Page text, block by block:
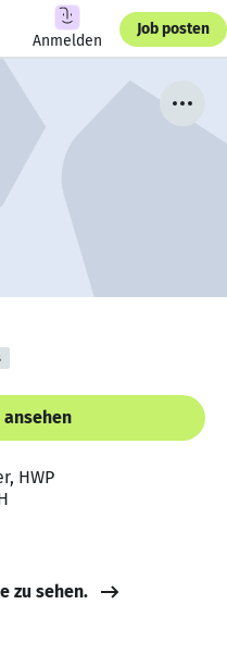
Anmelden
Job posten
ansehen
HWP
zu sehen.